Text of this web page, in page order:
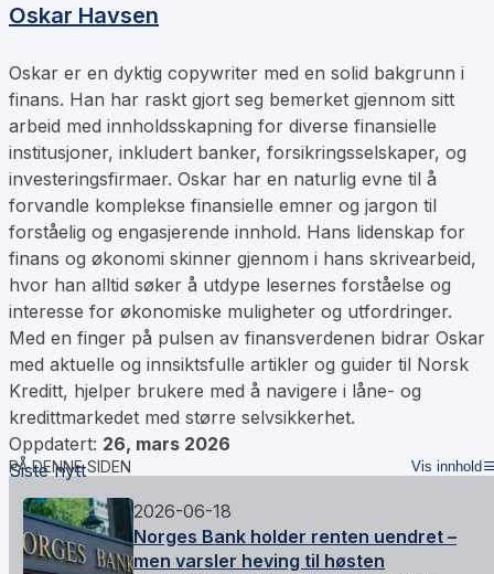
Oskar Havsen
Oskar er en dyktig copywriter med en solid bakgrunn i
finans. Han har raskt gjort seg bemerket gjennom sitt
arbeid med innholdsskapning for diverse finansielle
institusjoner, inkludert banker, forsikringsselskaper, og
investeringsfirmaer. Oskar har en naturlig evne til å
forvandle komplekse finansielle emner og jargon til
forståelig og engasjerende innhold. Hans lidenskap for
finans og økonomi skinner gjennom i hans skrivearbeid,
hvor han alltid søker å utdype lesernes forståelse og
interesse for økonomiske muligheter og utfordringer.
Med en finger på pulsen av finansverdenen bidrar Oskar
med aktuelle og innsiktsfulle artikler og guider til Norsk
Kreditt, hjelper brukere med å navigere i låne- og
kredittmarkedet med større selvsikkerhet.
Oppdatert: 26, mars 2026
PÅ DENNE SIDEN Vis innhold
Siste nytt
2026-06-18
Norges Bank holder renten uendret –
men varsler heving til høsten